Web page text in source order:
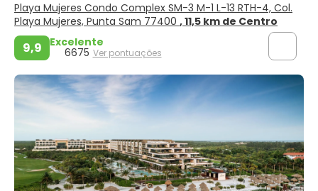
Playa Mujeres Condo Complex SM-3 M-1 L-13 RTH-4, Col.
Playa Mujeres, Punta Sam 77400 , 11,5 km de Centro
9,9 Excelente
6675 Ver pontuações